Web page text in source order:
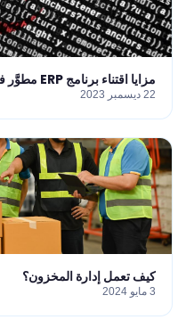
مزايا اقتناء برنامج ERP مطوَّر في الجزائر "صنع في بلادي"
22 ديسمبر 2023
كيف تعمل إدارة المخزون؟
3 مايو 2024